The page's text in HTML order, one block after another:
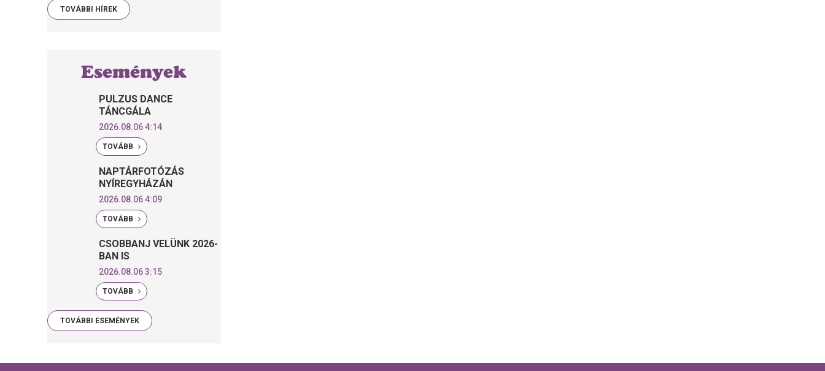
TOVÁBBI HÍREK
Események
PULZUS DANCE
TÁNCGÁLA
2026.08.06 4:14
TOVÁBB
NAPTÁRFOTÓZÁS
NYÍREGYHÁZÁN
2026.08.06 4:09
TOVÁBB
CSOBBANJ VELÜNK 2026-
BAN IS
2026.08.06 3:15
TOVÁBB
TOVÁBBI ESEMÉNYEK